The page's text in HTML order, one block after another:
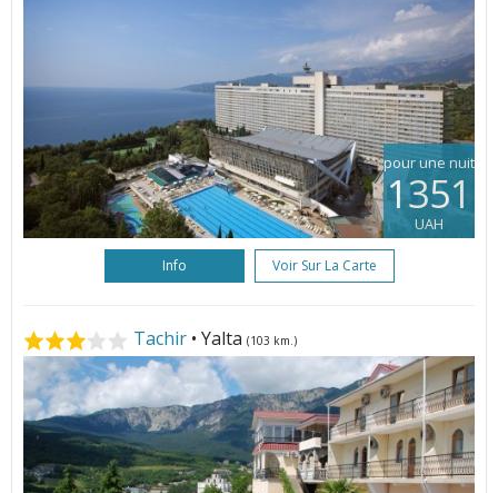
pour une nuit
1351
UAH
Info Voir Sur La Carte
Tachir • Yalta (103 km.)